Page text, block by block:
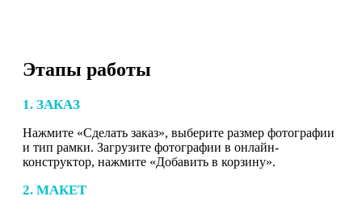
Этапы работы
1. ЗАКАЗ
Нажмите «Сделать заказ», выберите размер фотографии
и тип рамки. Загрузите фотографии в онлайн-
конструктор, нажмите «Добавить в корзину».
2. МАКЕТ